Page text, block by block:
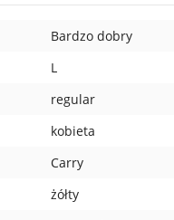
bluzeczki koszulki
košulja kosulja
Bardzo dobry
L
regular
kobieta
Carry
żółty